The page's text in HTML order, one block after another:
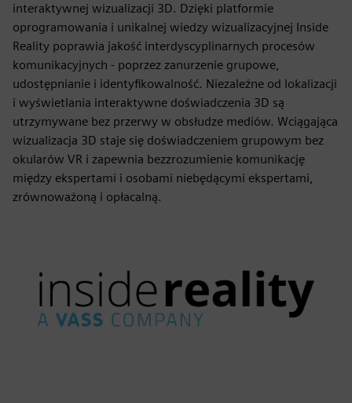
interaktywnej wizualizacji 3D. Dzięki platformie
oprogramowania i unikalnej wiedzy wizualizacyjnej Inside
Reality poprawia jakość interdyscyplinarnych procesów
komunikacyjnych - poprzez zanurzenie grupowe,
udostępnianie i identyfikowalność. Niezależne od lokalizacji
i wyświetlania interaktywne doświadczenia 3D są
utrzymywane bez przerwy w obsłudze mediów. Wciągająca
wizualizacja 3D staje się doświadczeniem grupowym bez
okularów VR i zapewnia bezzrozumienie komunikację
między ekspertami i osobami niebędącymi ekspertami,
zrównoważoną i opłacalną.